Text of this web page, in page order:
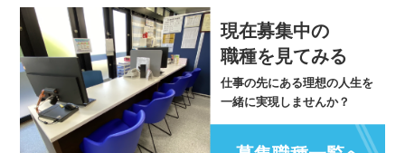
現在募集中の
職種を見てみる
仕事の先にある理想の人生を
一緒に実現しませんか？